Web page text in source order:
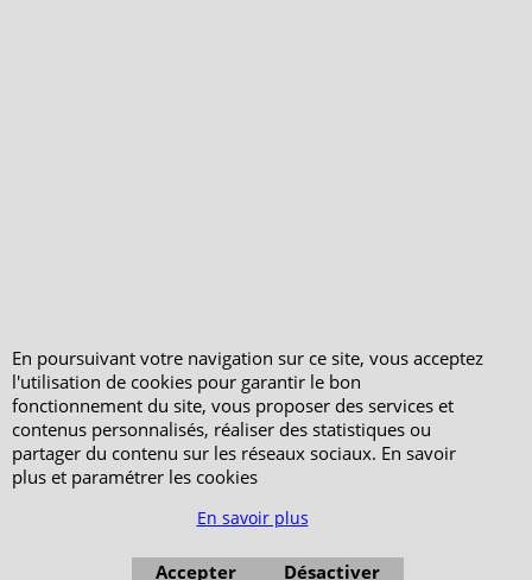
En poursuivant votre navigation sur ce site, vous acceptez
l'utilisation de cookies pour garantir le bon
fonctionnement du site, vous proposer des services et
contenus personnalisés, réaliser des statistiques ou
partager du contenu sur les réseaux sociaux. En savoir
plus et paramétrer les cookies
En savoir plus
Accepter Désactiver